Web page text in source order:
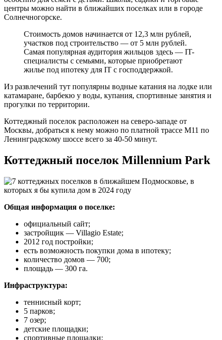
центры можно найти в ближайших поселках или в городе
Солнечногорске.
Стоимость домов начинается от 12,3 млн рублей,
участков под строительство ― от 5 млн рублей.
Самая популярная аудитория жильцов здесь ― IT-
специалисты с семьями, которые приобретают
жилье под ипотеку для IT с господдержкой.
Из развлечений тут популярны водные катания на лодке или
катамаране, барбекю у воды, купания, спортивные занятия и
прогулки по территории.
Коттеджный поселок расположен на северо-западе от
Москвы, добраться к нему можно по платной трассе M11 по
Ленинградскому шоссе всего за 40-50 минут.
Коттеджный поселок Millennium Park
Общая информация о поселке:
официальный сайт;
застройщик ― Villagio Estate;
2012 год постройки;
есть возможность покупки дома в ипотеку;
количество домов ― 700;
площадь ― 300 га.
Инфраструктура:
теннисный корт;
5 парков;
7 озер;
детские площадки;
спортивные площадки;